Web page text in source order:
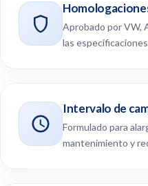
Aprobado por VW,
las
Intervalo de
Formulado para
mantenimiento y